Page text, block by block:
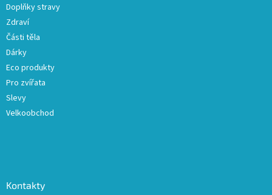
Doplňky stravy
Zdraví
Části těla
Dárky
Eco produkty
Pro zvířata
Slevy
Velkoobchod
Kontakty